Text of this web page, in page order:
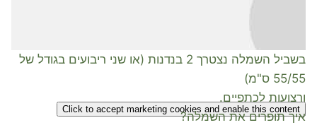
Click to accept marketing cookies and enable this content
בשביל השמלה נצטרך 2 בנדנות (או שני ריבועים בגודל של
55/55 ס"מ)
ורצועות לכתפיים.
איך תופרים את השמלה?